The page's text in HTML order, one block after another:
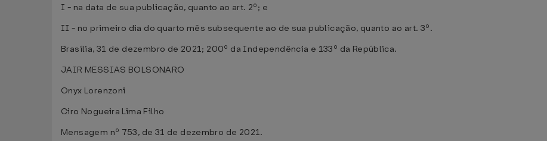
I - na data de sua publicação, quanto ao art. 2º; e
II - no primeiro dia do quarto mês subsequente ao de sua publicação, quanto ao art. 3º.
Brasília, 31 de dezembro de 2021; 200º da Independência e 133º da República.
JAIR MESSIAS BOLSONARO
Onyx Lorenzoni
Ciro Nogueira Lima Filho
Mensagem nº 753, de 31 de dezembro de 2021.